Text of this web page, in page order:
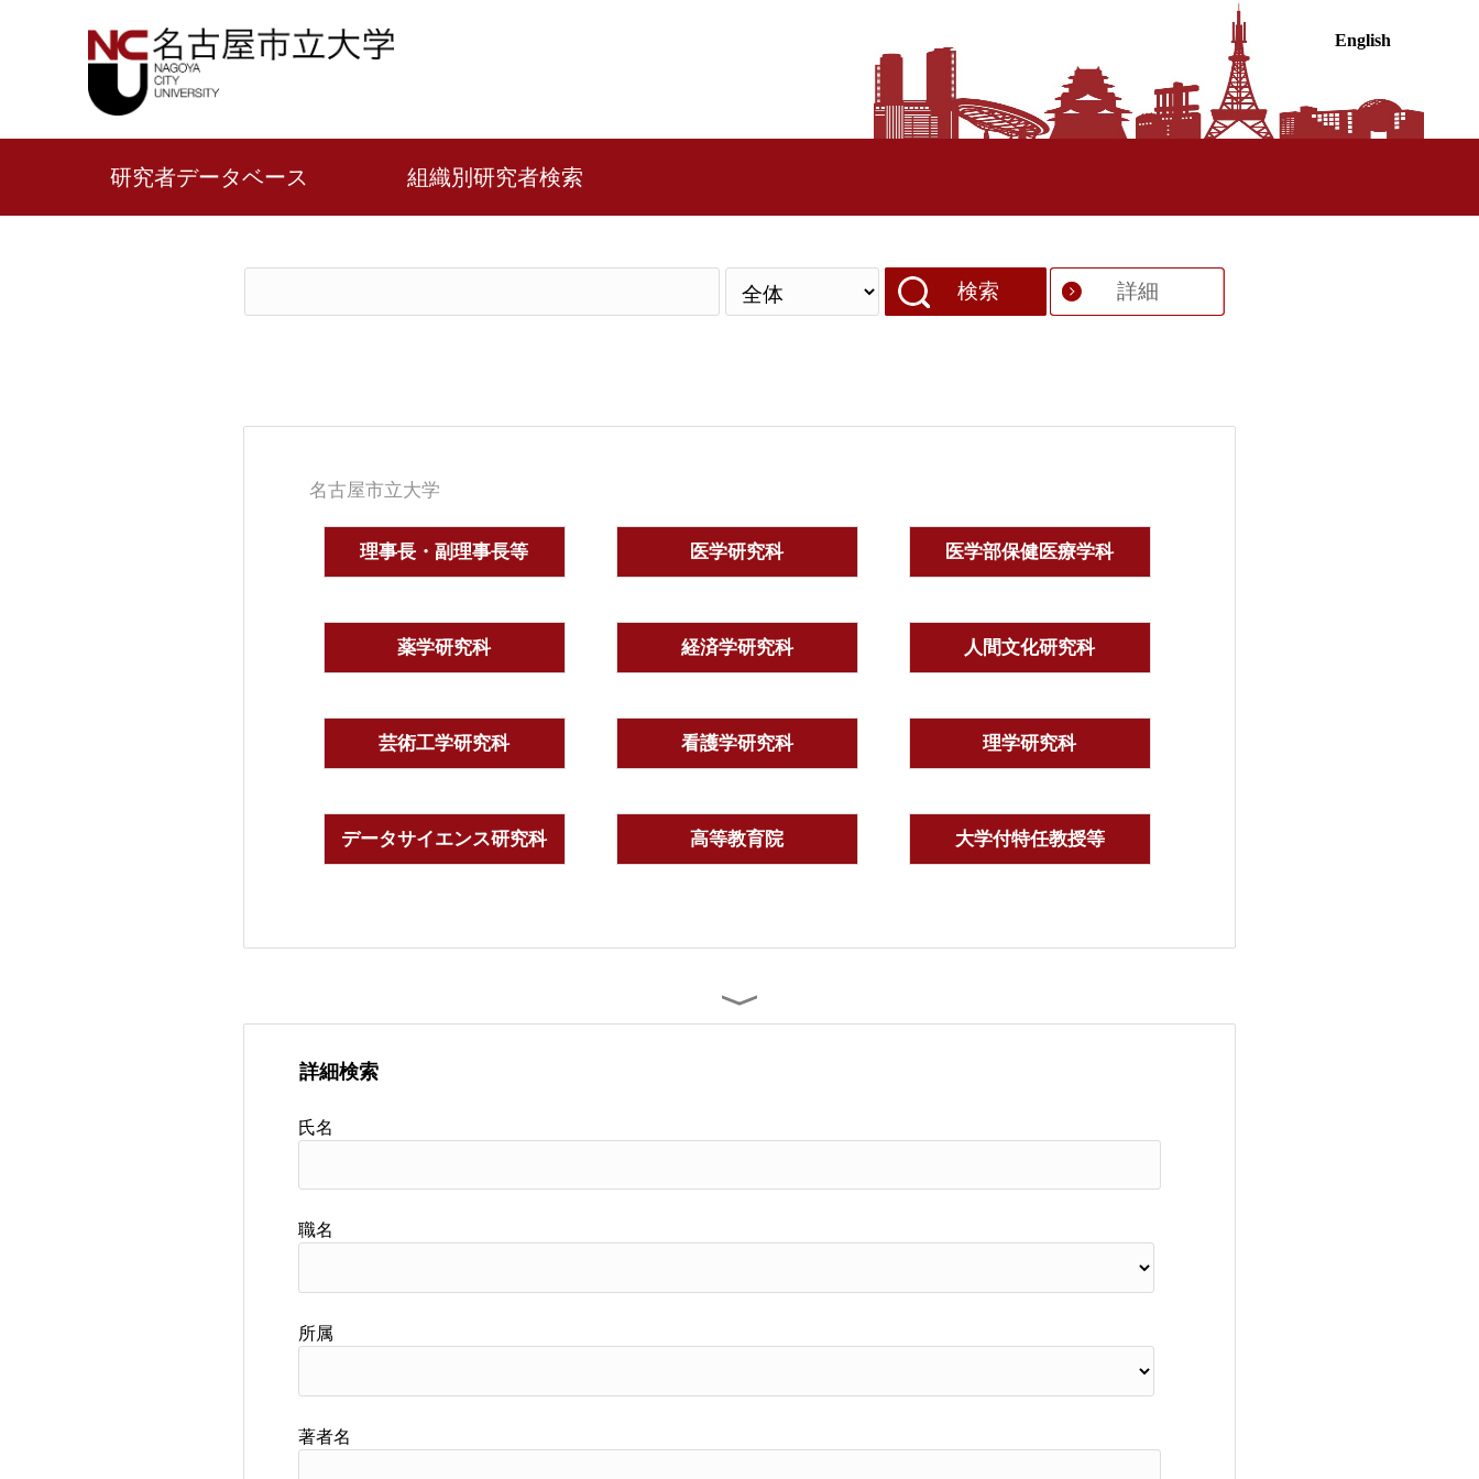
English
研究者データベース 組織別研究者検索
検索 詳細
名古屋市立大学
理事長・副理事長等 医学研究科 医学部保健医療学科
薬学研究科 経済学研究科 人間文化研究科
芸術工学研究科 看護学研究科 理学研究科
データサイエンス研究科 高等教育院 大学付特任教授等
詳細検索
氏名
職名
所属
著者名